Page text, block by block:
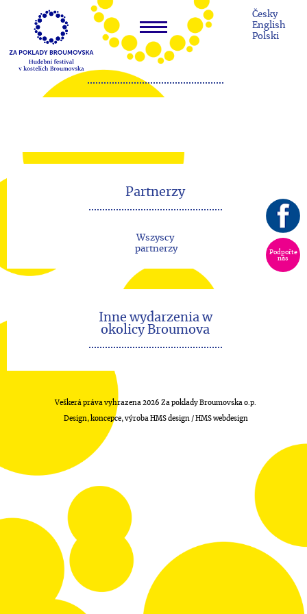
Česky
English
Polski
Partnerzy
Wszyscy
partnerzy
Inne wydarzenia w
okolicy Broumova
Veškerá práva vyhrazena 2026 Za poklady Broumovska o.p.
Design, koncepce, výroba HMS design / HMS webdesign
Podpořte
nás